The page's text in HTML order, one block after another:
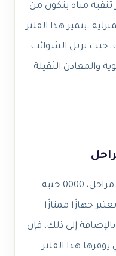
هو جهاز تنقية مياه يتكون من
يتميز هذا الفلتر
حيث يزيل الشوائب
والمعادن الثقيلة
بالنسبة لسعر فلتر بلو سكاي 7 مراحل، 0000 جنيه
جهازًا ممتازًا
إلى ذلك، فإن
هذا الفلتر